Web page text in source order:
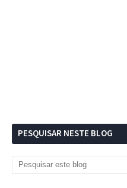
PESQUISAR NESTE BLOG